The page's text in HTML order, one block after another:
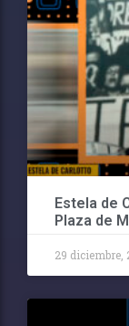
Estela de
Plaza de
29 diciembre,